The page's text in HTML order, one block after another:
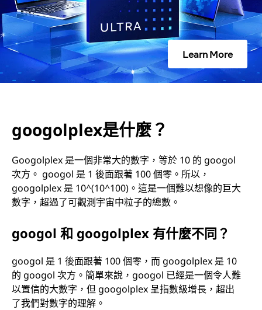
e
x
是
？
Learn More
googolplex是什麼？
Googolplex 是一個非常大的數字，等於 10 的 googol
次方。 googol 是 1 後面跟著 100 個零。所以，
googolplex 是 10^(10^100)。這是一個難以想像的巨大
數字，超過了可觀測宇宙中粒子的總數。
googol 和 googolplex 有什麼不同？
googol 是 1 後面跟著 100 個零，而 googolplex 是 10
的 googol 次方。簡單來說，googol 已經是一個令人難
以置信的大數字，但 googolplex 呈指數級增長，超出
了我們對數字的理解。